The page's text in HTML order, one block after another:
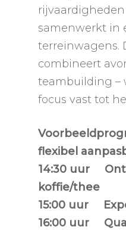
samenwerkt in
terreinwagens.
combineert
teambuilding –
focus vast tot
flexibel
14:30 uur
koffie/thee
15:00 uur
16:00 uur